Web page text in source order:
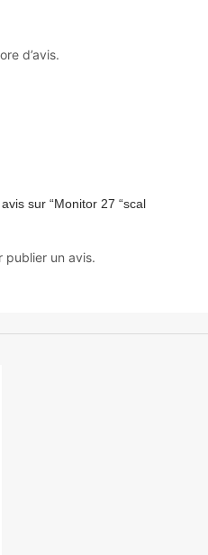
d’avis.
sur “Monitor 27 “scal
publier un avis.